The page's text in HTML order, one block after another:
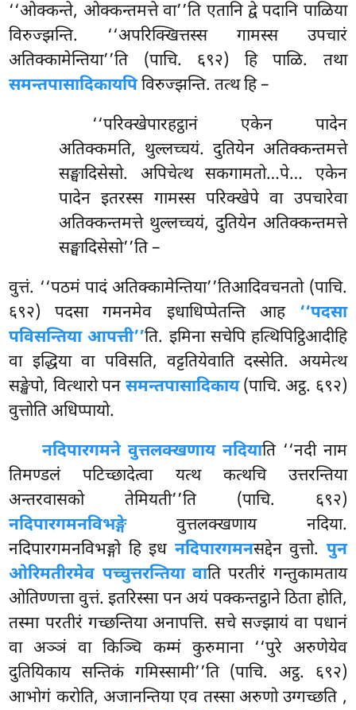
‘‘ओक्कन्ते, ओक्कन्तमत्ते वा’’ति एतानि द्वे पदानि पाळिया
विरुज्झन्ति. ‘‘अपरिक्खित्तस्स गामस्स उपचारं
अतिक्कामेन्तिया’’ति (पाचि. ६९२) हि पाळि. तथा
समन्तपासादिकायपिविरुज्झन्ति. तत्थ हि –
‘‘परिक्खेपारहट्ठानं एकेन पादेन
अतिक्कमति, थुल्लच्चयं. दुतियेन अतिक्कन्तमत्ते
सङ्घादिसेसो. अपिचेत्थ सकगामतो…पे… एकेन
पादेन इतरस्स गामस्स परिक्खेपे वा उपचारेवा
अतिक्कन्तमत्ते थुल्लच्चयं, दुतियेन अतिक्कन्तमत्ते
सङ्घादिसेसो’’ति –
वुत्तं. ‘‘पठमं पादं अतिक्कामेन्तिया’’तिआदिवचनतो (पाचि.
६९२) पदसा गमनमेव इधाधिप्पेतन्ति आह ‘‘पदसा
पविसन्तिया आपत्ती’’ति. इमिना सचेपि हत्थिपिट्ठिआदीहि
वा इद्धिया वा पविसति, वट्टतियेवाति दस्सेति. अयमेत्थ
सङ्खेपो, वित्थारो पन समन्तपासादिकाय(पाचि. अट्ठ. ६९२)
वुत्तोति अधिप्पायो.
नदिपारगमने वुत्तलक्खणाय नदियाति ‘‘नदी नाम
तिमण्डलं पटिच्छादेत्वा यत्थ कत्थचि उत्तरन्तिया
अन्तरवासको तेमियती’’ति (पाचि. ६९२)
नदिपारगमनविभङ्गेवुत्तलक्खणाय नदिया.
नदिपारगमनविभङ्गो हि इध नदिपारगमनसद्देन वुत्तो. पुन
ओरिमतीरमेव पच्चुत्तरन्तिया वाति परतीरं गन्तुकामताय
ओतिण्णत्ता वुत्तं. इतरिस्सा पन अयं पक्कन्तट्ठाने ठिता होति,
तस्मा परतीरं गच्छन्तिया अनापत्ति. सचे सज्झायंवा पधानं
वा अञ्ञं वा किञ्चि कम्मं कुरुमाना ‘‘पुरे अरुणेयेव
दुतियिकाय सन्तिकं गमिस्सामी’’ति (पाचि. अट्ठ. ६९२)
आभोगं करोति, अजानन्तिया एव तस्सा अरुणो उग्गच्छति ,